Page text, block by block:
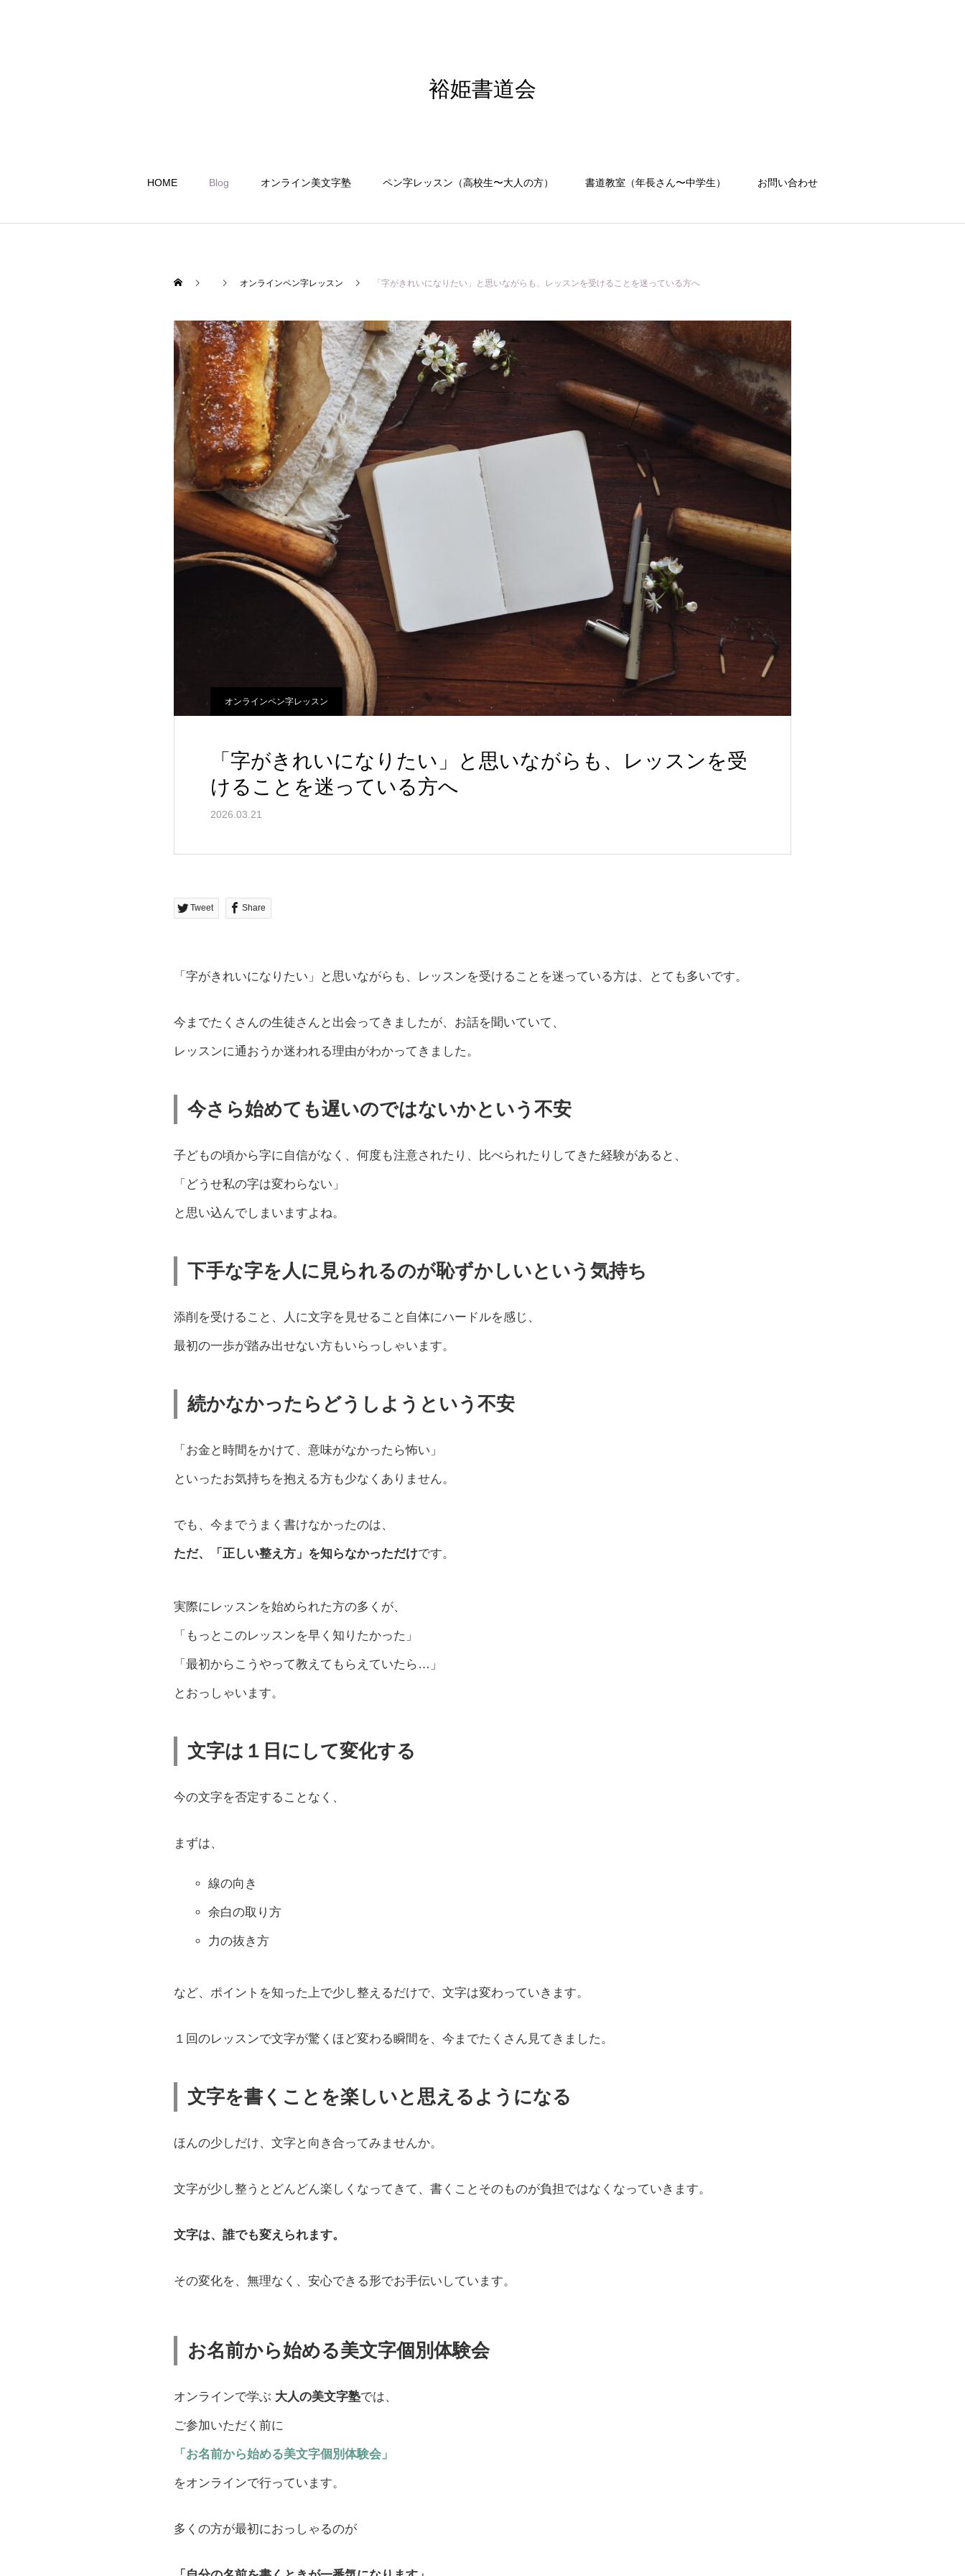
裕姫書道会
HOME Blog オンライン美文字塾 ペン字レッスン（高校生〜大人の方） 書道教室（年長さん〜中学生） お問い合わせ
オンラインペン字レッスン 「字がきれいになりたい」と思いながらも、レッスンを受けることを迷っている方へ
オンラインペン字レッスン
「字がきれいになりたい」と思いながらも、レッスンを受
けることを迷っている方へ
2026.03.21
Tweet Share
「字がきれいになりたい」と思いながらも、レッスンを受けることを迷っている方は、とても多いです。
今までたくさんの生徒さんと出会ってきましたが、お話を聞いていて、
レッスンに通おうか迷われる理由がわかってきました。
今さら始めても遅いのではないかという不安
子どもの頃から字に自信がなく、何度も注意されたり、比べられたりしてきた経験があると、
「どうせ私の字は変わらない」
と思い込んでしまいますよね。
下手な字を人に見られるのが恥ずかしいという気持ち
添削を受けること、人に文字を見せること自体にハードルを感じ、
最初の一歩が踏み出せない方もいらっしゃいます。
続かなかったらどうしようという不安
「お金と時間をかけて、意味がなかったら怖い」
といったお気持ちを抱える方も少なくありません。
でも、今までうまく書けなかったのは、
ただ、「正しい整え方」を知らなかっただけです。
実際にレッスンを始められた方の多くが、
「もっとこのレッスンを早く知りたかった」
「最初からこうやって教えてもらえていたら…」
とおっしゃいます。
文字は１日にして変化する
今の文字を否定することなく、
まずは、
線の向き
余白の取り方
力の抜き方
など、ポイントを知った上で少し整えるだけで、文字は変わっていきます。
１回のレッスンで文字が驚くほど変わる瞬間を、今までたくさん見てきました。
文字を書くことを楽しいと思えるようになる
ほんの少しだけ、文字と向き合ってみませんか。
文字が少し整うとどんどん楽しくなってきて、書くことそのものが負担ではなくなっていきます。
文字は、誰でも変えられます。
その変化を、無理なく、安心できる形でお手伝いしています。
お名前から始める美文字個別体験会
オンラインで学ぶ 大人の美文字塾では、
ご参加いただく前に
「お名前から始める美文字個別体験会」
をオンラインで行っています。
多くの方が最初におっしゃるのが